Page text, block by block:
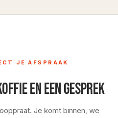
JE AFSPRAAK
en een gesprek
Je komt binnen, we